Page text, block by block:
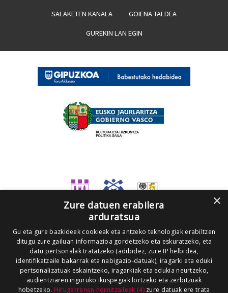
SALAKETEN KANALA GOIENA TALDEA
GUREKIN LAN EGIN
×
Zure datuen erabilera
arduratsua
Gu eta gure bazkideek cookieak eta antzeko teknologiak erabiltzen
ditugu zure gailuan informazioa gordetzeko eta eskuratzeko, eta
datu pertsonalak tratatzeko (adibidez, zure IP helbidea,
identifikatzaile bakarrak eta nabigazio-datuak), iragarki eta eduki
pertsonalizatuak eskaintzeko, iragarkiak eta edukia neurtzeko,
audientziaren inguruko ikuspegiak lortzeko eta zerbitzuak
hobetzeko. Hirugarrenen hornitzaileek (4)zure datuak ere trata